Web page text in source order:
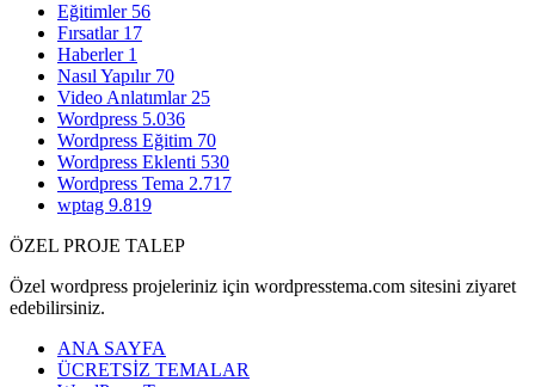
Eğitimler 56
Fırsatlar 17
Haberler 1
Nasıl Yapılır 70
Video Anlatımlar 25
Wordpress 5.036
Wordpress Eğitim 70
Wordpress Eklenti 530
Wordpress Tema 2.717
wptag 9.819
ÖZEL PROJE TALEP
Özel wordpress projeleriniz için wordpresstema.com sitesini ziyaret
edebilirsiniz.
ANA SAYFA
ÜCRETSİZ TEMALAR